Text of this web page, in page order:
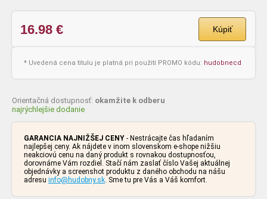
16.98 € Kúpiť
* Uvedená cena titulu je platná pri použití PROMO kódu: hudobnecd
Orientačná dostupnosť: okamžite k odberu
najrýchlejšie dodanie
GARANCIA NAJNIŽŠEJ CENY - Nestrácajte čas hľadaním
najlepšej ceny. Ak nájdete v inom slovenskom e-shope nižšiu
neakciovú cenu na daný produkt s rovnakou dostupnosťou,
dorovnáme Vám rozdiel. Stačí nám zaslať číslo Vašej aktuálnej
objednávky a screenshot produktu z daného obchodu na nášu
adresu info@hudobny.sk. Sme tu pre Vás a Váš komfort.